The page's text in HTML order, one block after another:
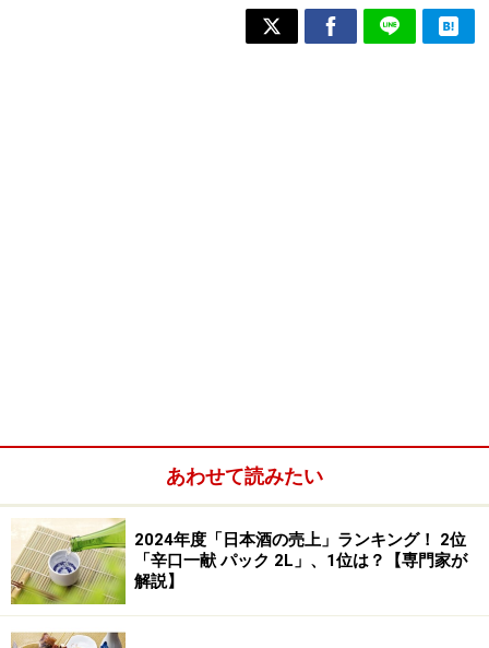
あわせて読みたい
2024年度「日本酒の売上」ランキング！ 2位
「辛口一献 パック 2L」、1位は？【専門家が
解説】